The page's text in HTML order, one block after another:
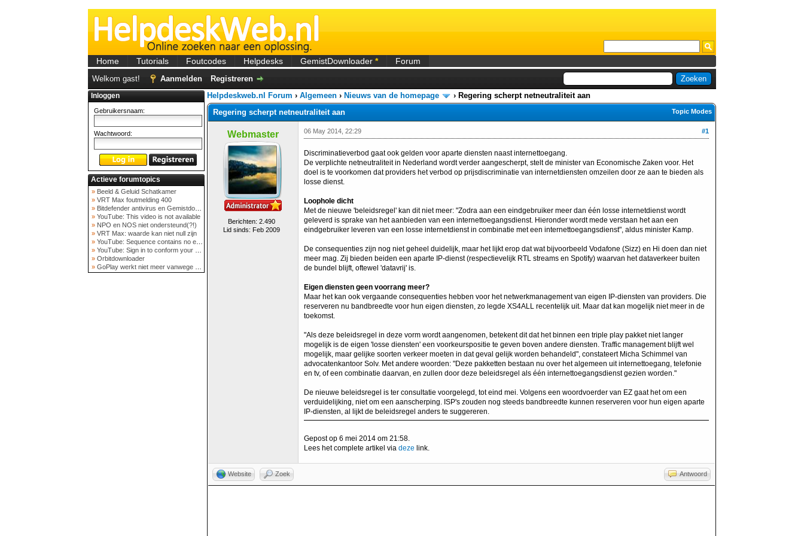
Home Tutorials Foutcodes Helpdesks GemistDownloader * Forum
Welkom gast! Aanmelden Registreren
Inloggen
Gebruikersnaam:
Wachtwoord:
Actieve forumtopics
» Beeld & Geluid Schatkamer
» VRT Max foutmelding 400
» Bitdefender antivirus en Gemistdowloader
» YouTube: This video is not available
» NPO en NOS niet ondersteund(?!)
» VRT Max: waarde kan niet null zijn
» YouTube: Sequence contains no elements
» YouTube: Sign in to conform your not a bot
» Orbitdownloader
» GoPlay werkt niet meer vanwege nieuwe webadres
Helpdeskweb.nl Forum › Algemeen › Nieuws van de homepage › Regering scherpt netneutraliteit aan
Topic Modes
Regering scherpt netneutraliteit aan
Webmaster
Berichten: 2.490
Lid sinds: Feb 2009
#1
06 May 2014, 22:29
Discriminatieverbod gaat ook gelden voor aparte diensten naast internettoegang.
De verplichte netneutraliteit in Nederland wordt verder aangescherpt, stelt de minister van Economische Zaken voor. Het
doel is te voorkomen dat providers het verbod op prijsdiscriminatie van internetdiensten omzeilen door ze aan te bieden als
losse dienst.
Loophole dicht
Met de nieuwe 'beleidsregel' kan dit niet meer: "Zodra aan een eindgebruiker meer dan één losse internetdienst wordt
geleverd is sprake van het aanbieden van een internettoegangsdienst. Hieronder wordt mede verstaan het aan een
eindgebruiker leveren van een losse internetdienst in combinatie met een internettoegangsdienst", aldus minister Kamp.
De consequenties zijn nog niet geheel duidelijk, maar het lijkt erop dat wat bijvoorbeeld Vodafone (Sizz) en Hi doen dan niet
meer mag. Zij bieden beiden een aparte IP-dienst (respectievelijk RTL streams en Spotify) waarvan het dataverkeer buiten
de bundel blijft, oftewel 'datavrij' is.
Eigen diensten geen voorrang meer?
Maar het kan ook vergaande consequenties hebben voor het netwerkmanagement van eigen IP-diensten van providers. Die
reserveren nu bandbreedte voor hun eigen diensten, zo legde XS4ALL recentelijk uit. Maar dat kan mogelijk niet meer in de
toekomst.
"Als deze beleidsregel in deze vorm wordt aangenomen, betekent dit dat het binnen een triple play pakket niet langer
mogelijk is de eigen 'losse diensten' een voorkeurspositie te geven boven andere diensten. Traffic management blijft wel
mogelijk, maar gelijke soorten verkeer moeten in dat geval gelijk worden behandeld", constateert Micha Schimmel van
advocatenkantoor Solv. Met andere woorden: "Deze pakketten bestaan nu over het algemeen uit internettoegang, telefonie
en tv, of een combinatie daarvan, en zullen door deze beleidsregel als één internettoegangsdienst gezien worden."
De nieuwe beleidsregel is ter consultatie voorgelegd, tot eind mei. Volgens een woordvoerder van EZ gaat het om een
verduidelijking, niet om een aanscherping. ISP's zouden nog steeds bandbreedte kunnen reserveren voor hun eigen aparte
IP-diensten, al lijkt de beleidsregel anders te suggereren.
Gepost op 6 mei 2014 om 21:58.
Lees het complete artikel via deze link.
Website Zoek Antwoord